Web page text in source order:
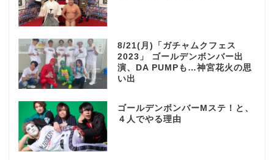
8/21(月)「ガチャムクフェス
2023」 ゴールデンボンバー出
演、DA PUMPも…神宮花火の思
い出
ゴールデンボンバーMステ！と、
４人でやる理由